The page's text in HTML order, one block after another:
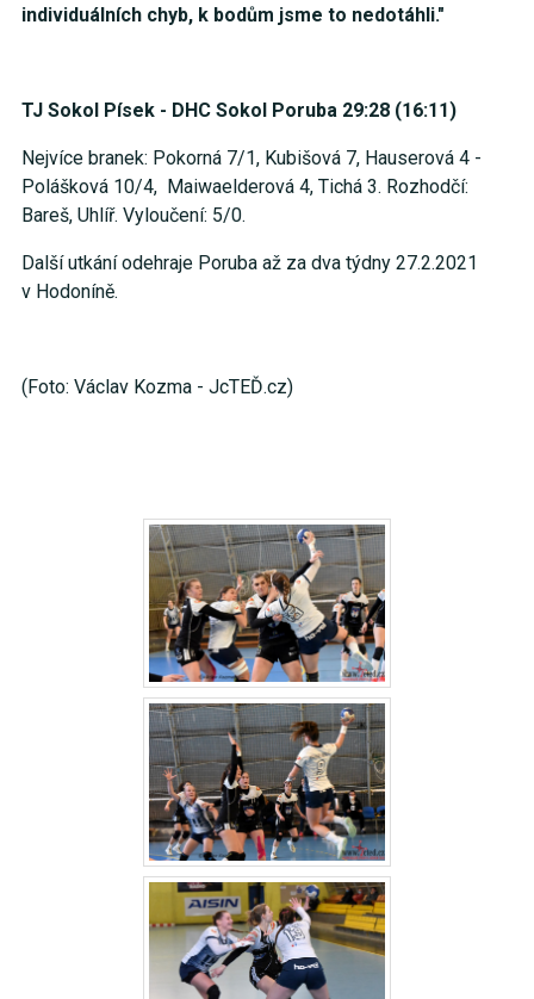
individuálních chyb, k bodům jsme to nedotáhli."
TJ Sokol Písek - DHC Sokol Poruba 29:28 (16:11)
Nejvíce branek: Pokorná 7/1, Kubišová 7, Hauserová 4 -
Polášková 10/4, Maiwaelderová 4, Tichá 3. Rozhodčí:
Bareš, Uhlíř. Vyloučení: 5/0.
Další utkání odehraje Poruba až za dva týdny 27.2.2021
v Hodoníně.
(Foto: Václav Kozma - JcTEĎ.cz)